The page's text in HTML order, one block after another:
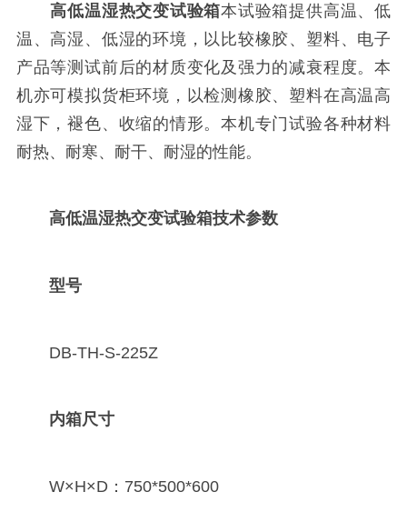
高低温湿热交变试验箱本试验箱提供高温、低
温、高湿、低湿的环境，以比较橡胶、塑料、电子
产品等测试前后的材质变化及强力的减衰程度。本
机亦可模拟货柜环境，以检测橡胶、塑料在高温高
湿下，褪色、收缩的情形。本机专门试验各种材料
耐热、耐寒、耐干、耐湿的性能。
高低温湿热交变试验箱技术参数
型号
DB-TH-S-225Z
内箱尺寸
W×H×D：750*500*600